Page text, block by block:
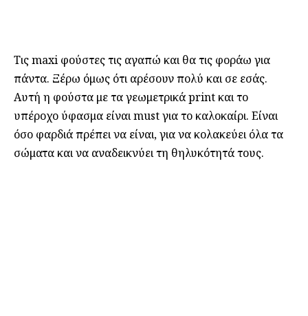
Τις maxi φούστες τις αγαπώ και θα τις φοράω για
πάντα. Ξέρω όμως ότι αρέσουν πολύ και σε εσάς.
Αυτή η φούστα με τα γεωμετρικά print και το
υπέροχο ύφασμα είναι must για το καλοκαίρι. Είναι
όσο φαρδιά πρέπει να είναι, για να κολακεύει όλα τα
σώματα και να αναδεικνύει τη θηλυκότητά τους.